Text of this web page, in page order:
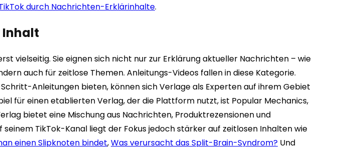
durch Nachrichten-Erklärinhalte.
Inhalt
vielseitig. Sie eignen sich nicht nur zur Erklärung aktueller Nachrichten – wie
auch für zeitlose Themen. Anleitungs-Videos fallen in diese Kategorie.
Anleitungen bieten, können sich Verlage als Experten auf ihrem Gebiet
für einen etablierten Verlag, der die Plattform nutzt, ist Popular Mechanics,
bietet eine Mischung aus Nachrichten, Produktrezensionen und
seinem TikTok-Kanal liegt der Fokus jedoch stärker auf zeitlosen Inhalten wie
einen Slipknoten bindet,Was verursacht das Split-Brain-Syndrom? Und